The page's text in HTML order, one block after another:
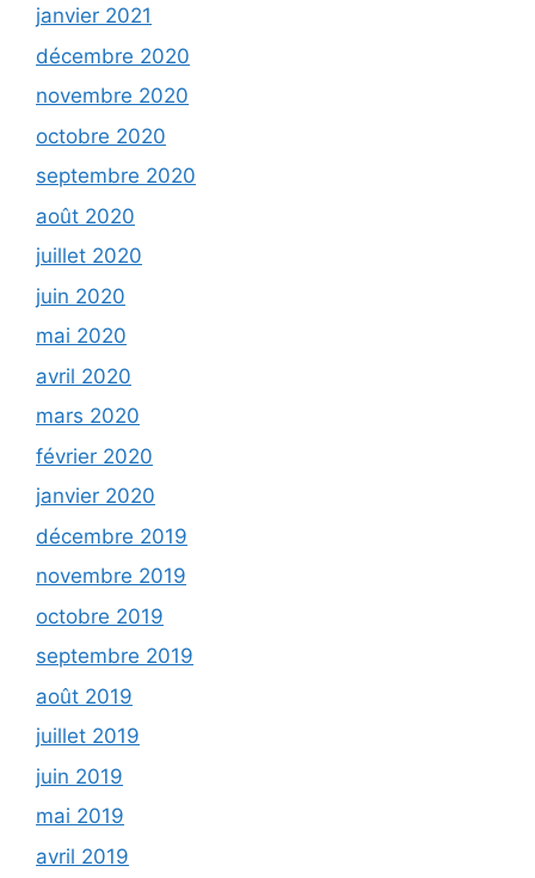
janvier 2021
décembre 2020
novembre 2020
octobre 2020
septembre 2020
août 2020
juillet 2020
juin 2020
mai 2020
avril 2020
mars 2020
février 2020
janvier 2020
décembre 2019
novembre 2019
octobre 2019
septembre 2019
août 2019
juillet 2019
juin 2019
mai 2019
avril 2019